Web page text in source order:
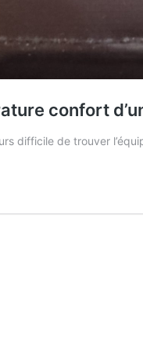
confort
difficile de trouver